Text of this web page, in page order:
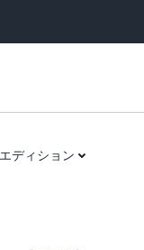
エディション